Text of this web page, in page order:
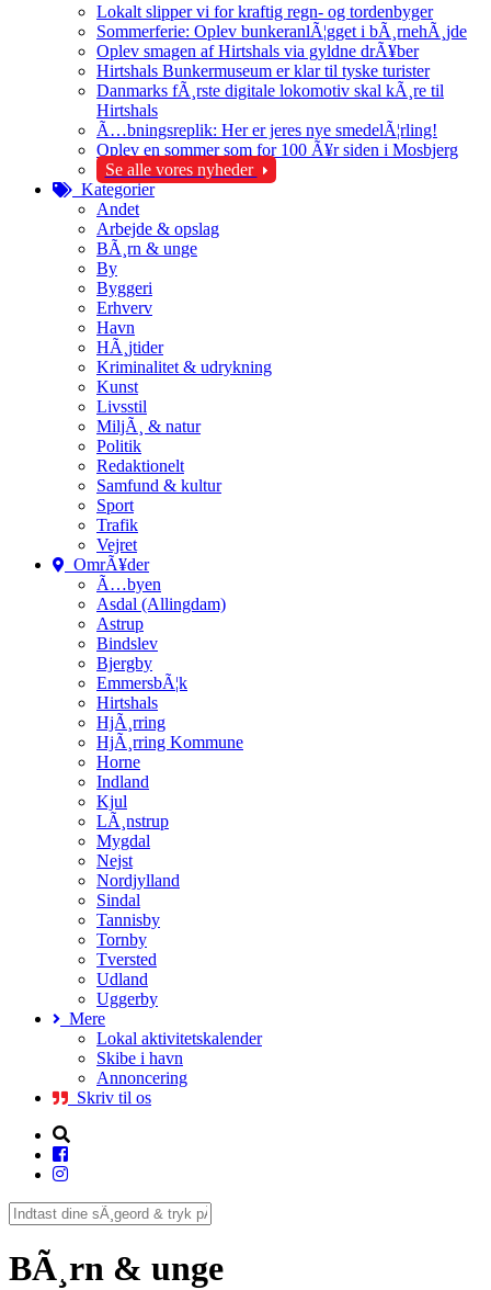
Lokalt slipper vi for kraftig regn- og tordenbyger
Sommerferie: Oplev bunkeranlÃ¦gget i bÃ¸rnehÃ¸jde
Oplev smagen af Hirtshals via gyldne drÃ¥ber
Hirtshals Bunkermuseum er klar til tyske turister
Danmarks fÃ¸rste digitale lokomotiv skal kÃ¸re til
Hirtshals
Ã…bningsreplik: Her er jeres nye smedelÃ¦rling!
Oplev en sommer som for 100 Ã¥r siden i Mosbjerg
Se alle vores nyheder
Kategorier
Andet
Arbejde & opslag
BÃ¸rn & unge
By
Byggeri
Erhverv
Havn
HÃ¸jtider
Kriminalitet & udrykning
Kunst
Livsstil
MiljÃ¸ & natur
Politik
Redaktionelt
Samfund & kultur
Sport
Trafik
Vejret
OmrÃ¥der
Ã…byen
Asdal (Allingdam)
Astrup
Bindslev
Bjergby
EmmersbÃ¦k
Hirtshals
HjÃ¸rring
HjÃ¸rring Kommune
Horne
Indland
Kjul
LÃ¸nstrup
Mygdal
Nejst
Nordjylland
Sindal
Tannisby
Tornby
Tversted
Udland
Uggerby
Mere
Lokal aktivitetskalender
Skibe i havn
Annoncering
Skriv til os
BÃ¸rn & unge